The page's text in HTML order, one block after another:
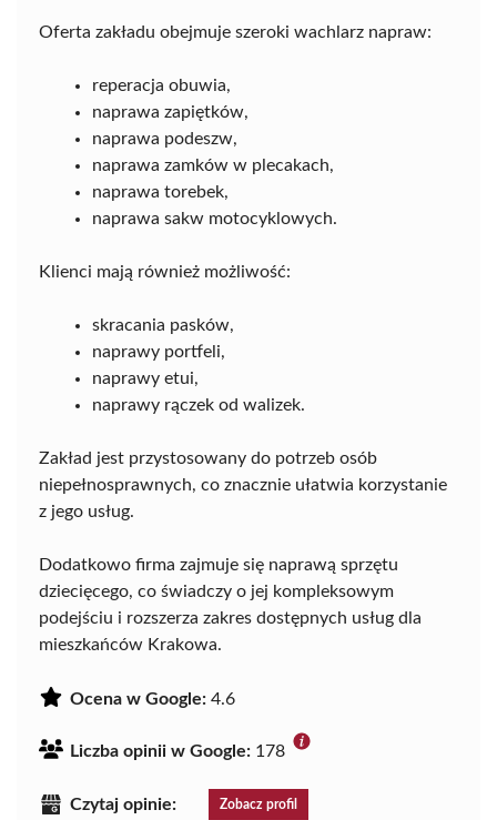
Oferta zakładu obejmuje szeroki wachlarz napraw:
reperacja obuwia,
naprawa zapiętków,
naprawa podeszw,
naprawa zamków w plecakach,
naprawa torebek,
naprawa sakw motocyklowych.
Klienci mają również możliwość:
skracania pasków,
naprawy portfeli,
naprawy etui,
naprawy rączek od walizek.
Zakład jest przystosowany do potrzeb osób
niepełnosprawnych, co znacznie ułatwia korzystanie
z jego usług.
Dodatkowo firma zajmuje się naprawą sprzętu
dziecięcego, co świadczy o jej kompleksowym
podejściu i rozszerza zakres dostępnych usług dla
mieszkańców Krakowa.
Ocena w Google: 4.6
Liczba opinii w Google: 178
Czytaj opinie: Zobacz profil